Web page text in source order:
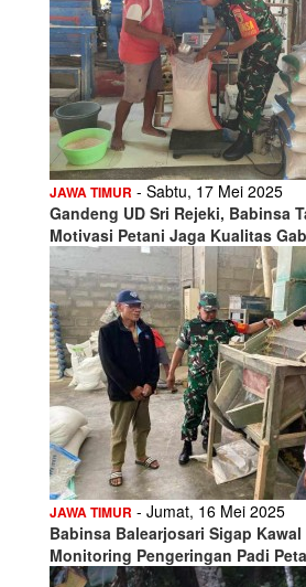
JAWA TIMUR - Sabtu, 17 Mei 2025
Gandeng UD Sri Rejeki, Babinsa
Motivasi Petani Jaga Kualitas
JAWA TIMUR - Jumat, 16 Mei 2025
Babinsa Balearjosari Sigap
Monitoring Pengeringan Padi